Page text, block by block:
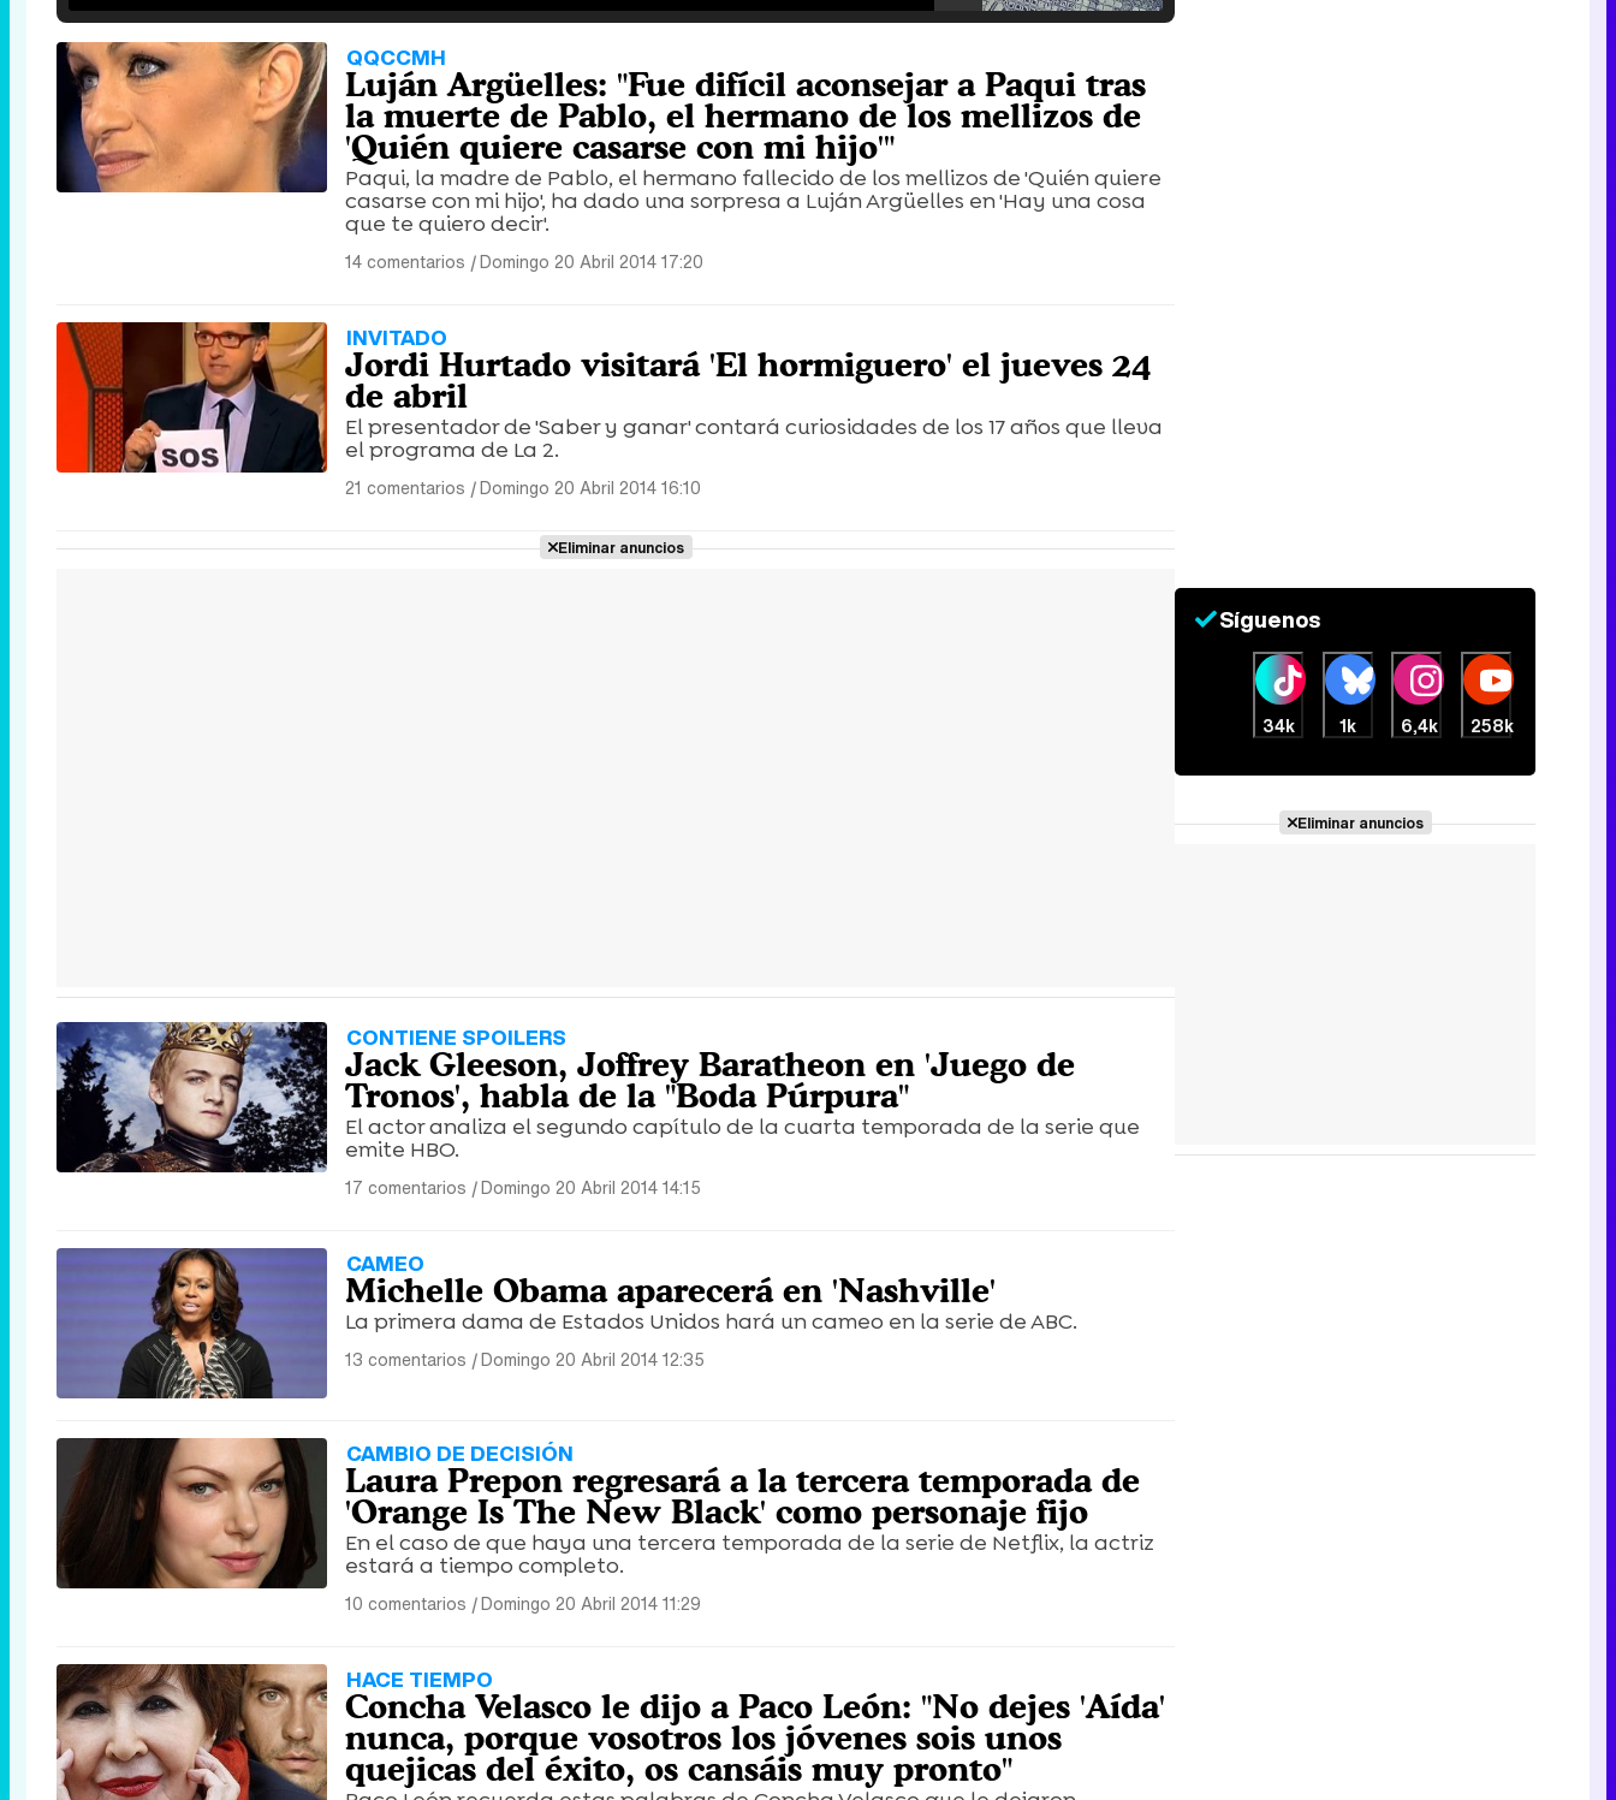
Tráiler de la tercera temporada de 'The Walking Dead: Dead City' de AMC+
QQCCMH
Luján Argüelles: "Fue difícil aconsejar a Paqui tras
la muerte de Pablo, el hermano de los mellizos de
'Quién quiere casarse con mi hijo'"
Paqui, la madre de Pablo, el hermano fallecido de los mellizos de 'Quién quiere
casarse con mi hijo', ha dado una sorpresa a Luján Argüelles en 'Hay una cosa
que te quiero decir'.
14 comentarios |Domingo 20 Abril 2014 17:20
INVITADO
Jordi Hurtado visitará 'El hormiguero' el jueves 24
de abril
El presentador de 'Saber y ganar' contará curiosidades de los 17 años que lleva
el programa de La 2.
21 comentarios |Domingo 20 Abril 2014 16:10
Eliminar anuncios
CONTIENE SPOILERS
Jack Gleeson, Joffrey Baratheon en 'Juego de
Tronos', habla de la "Boda Púrpura"
El actor analiza el segundo capítulo de la cuarta temporada de la serie que
emite HBO.
17 comentarios |Domingo 20 Abril 2014 14:15
CAMEO
Michelle Obama aparecerá en 'Nashville'
La primera dama de Estados Unidos hará un cameo en la serie de ABC.
13 comentarios |Domingo 20 Abril 2014 12:35
CAMBIO DE DECISIÓN
Laura Prepon regresará a la tercera temporada de
'Orange Is The New Black' como personaje fijo
En el caso de que haya una tercera temporada de la serie de Netflix, la actriz
estará a tiempo completo.
10 comentarios |Domingo 20 Abril 2014 11:29
HACE TIEMPO
Concha Velasco le dijo a Paco León: "No dejes 'Aída'
nunca, porque vosotros los jóvenes sois unos
quejicas del éxito, os cansáis muy pronto"
Síguenos
34k 1k 6,4k 258k
Eliminar anuncios